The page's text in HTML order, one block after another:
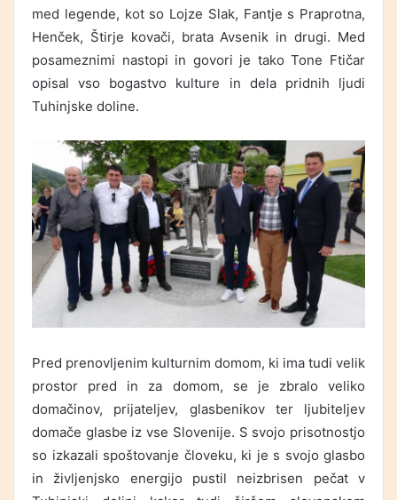
med legende, kot so Lojze Slak, Fantje s Praprotna,
Henček, Štirje kovači, brata Avsenik in drugi. Med
posameznimi nastopi in govori je tako Tone Ftičar
opisal vso bogastvo kulture in dela pridnih ljudi
Tuhinjske doline.
Pred prenovljenim kulturnim domom, ki ima tudi velik
prostor pred in za domom, se je zbralo veliko
domačinov, prijateljev, glasbenikov ter ljubiteljev
domače glasbe iz vse Slovenije. S svojo prisotnostjo
so izkazali spoštovanje človeku, ki je s svojo glasbo
in življenjsko energijo pustil neizbrisen pečat v